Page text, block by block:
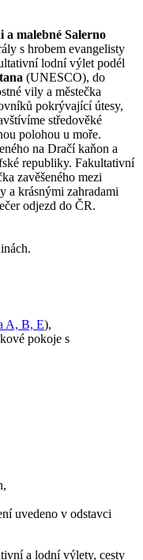
malebné Salerno
s hrobem evangelisty
lodní výlet podél
(UNESCO), do
vily a městečka
pokrývající útesy,
středověké
polohou u moře.
na Dračí kaňon a
republiky. Fakultativní
zavěšeného mezi
a krásnými zahradami
odjezd do ČR.
A, B, E),
pokoje s
uvedeno v odstavci
a lodní výlety, cesty